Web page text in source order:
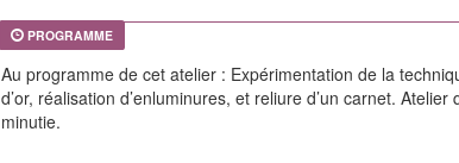
PROGRAMME
Au programme de cet atelier : Expérimentation de la
d’or, réalisation d’enluminures, et reliure d’un carnet.
minutie.